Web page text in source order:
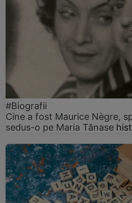
#Biografii
Cine a fost Maurice Nègre,
sedus-o pe Maria Tănase